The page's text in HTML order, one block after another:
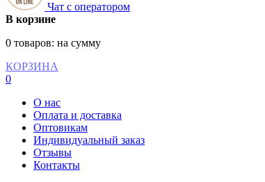
Чат с оператором
В корзине
0 товаров: на сумму
КОРЗИНА
0
О нас
Оплата и доставка
Оптовикам
Индивидуальный заказ
Отзывы
Контакты